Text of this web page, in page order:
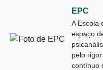
EPC
A Escola
espaço
pelo
contínuo